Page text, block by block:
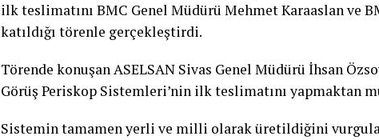
ilk teslimatını BMC Genel Müdürü Mehmet Karaaslan ve
katıldığı törenle gerçekleştirdi.
Törende konuşan ASELSAN Sivas Genel Müdürü İhsan
Görüş Periskop Sistemleri’nin ilk teslimatını yapmaktan
Sistemin tamamen yerli ve milli olarak üretildiğini